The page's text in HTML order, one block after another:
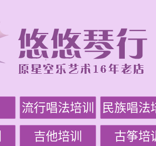
流行唱法培训 民族唱法
吉他培训 古筝培